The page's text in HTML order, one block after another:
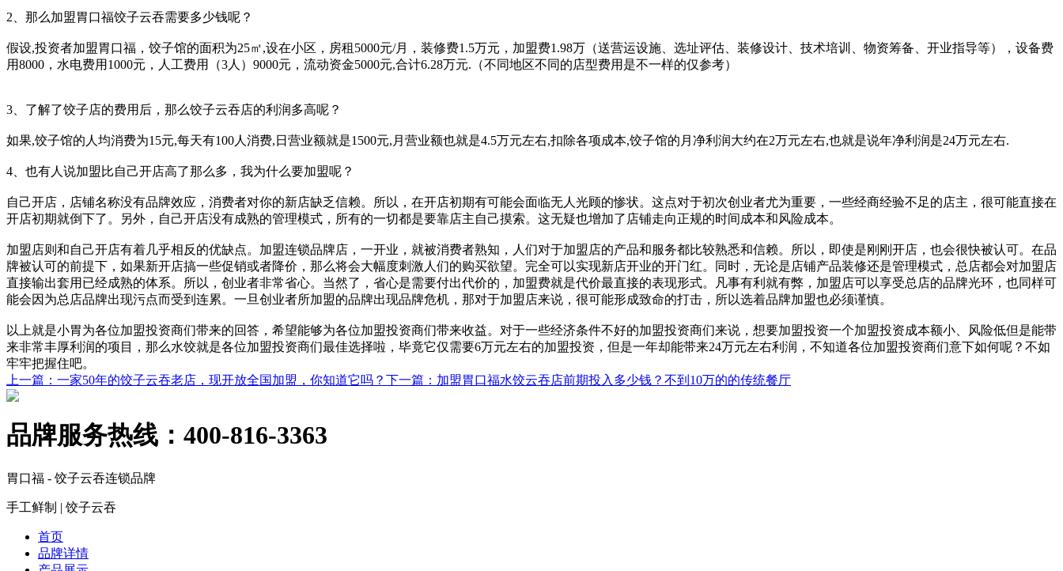
2、那么加盟胃口福饺子云吞需要多少钱呢？
假设,投资者加盟胃口福，饺子馆的面积为25㎡,设在小区，房租5000元/月，装修费1.5万元，加盟费1.98万（送营运设施、选址评估、装修设计、技术培训、物资筹备、开业指导等），设备费
用8000，水电费用1000元，人工费用（3人）9000元，流动资金5000元,合计6.28万元.（不同地区不同的店型费用是不一样的仅参考）
3、了解了饺子店的费用后，那么饺子云吞店的利润多高呢？
如果,饺子馆的人均消费为15元,每天有100人消费,日营业额就是1500元,月营业额也就是4.5万元左右,扣除各项成本,饺子馆的月净利润大约在2万元左右,也就是说年净利润是24万元左右.
4、也有人说加盟比自己开店高了那么多，我为什么要加盟呢？
自己开店，店铺名称没有品牌效应，消费者对你的新店缺乏信赖。所以，在开店初期有可能会面临无人光顾的惨状。这点对于初次创业者尤为重要，一些经商经验不足的店主，很可能直接在
开店初期就倒下了。另外，自己开店没有成熟的管理模式，所有的一切都是要靠店主自己摸索。这无疑也增加了店铺走向正规的时间成本和风险成本。
加盟店则和自己开店有着几乎相反的优缺点。加盟连锁品牌店，一开业，就被消费者熟知，人们对于加盟店的产品和服务都比较熟悉和信赖。所以，即使是刚刚开店，也会很快被认可。在品
牌被认可的前提下，如果新开店搞一些促销或者降价，那么将会大幅度刺激人们的购买欲望。完全可以实现新店开业的开门红。同时，无论是店铺产品装修还是管理模式，总店都会对加盟店
直接输出套用已经成熟的体系。所以，创业者非常省心。当然了，省心是需要付出代价的，加盟费就是代价最直接的表现形式。凡事有利就有弊，加盟店可以享受总店的品牌光环，也同样可
能会因为总店品牌出现污点而受到连累。一旦创业者所加盟的品牌出现品牌危机，那对于加盟店来说，很可能形成致命的打击，所以选着品牌加盟也必须谨慎。
以上就是小胃为各位加盟投资商们带来的回答，希望能够为各位加盟投资商们带来收益。对于一些经济条件不好的加盟投资商们来说，想要加盟投资一个加盟投资成本额小、风险低但是能带
来非常丰厚利润的项目，那么水饺就是各位加盟投资商们最佳选择啦，毕竟它仅需要6万元左右的加盟投资，但是一年却能带来24万元左右利润，不知道各位加盟投资商们意下如何呢？不如
牢牢把握住吧。
上一篇 ：一家50年的饺子云吞老店，现开放全国加盟，你知道它吗？ 下一篇 ：加盟胃口福水饺云吞店前期投入多少钱？不到10万的的传统餐厅
品牌服务热线： 400-816-3363
胃口福 - 饺子云吞连锁品牌
手工鲜制 | 饺子云吞
首页
品牌详情